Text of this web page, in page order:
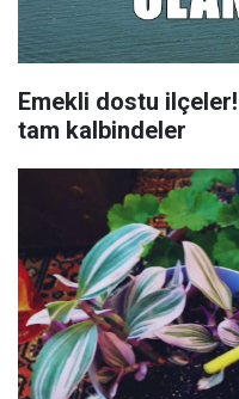
Emekli dostu
tam kalbindeler